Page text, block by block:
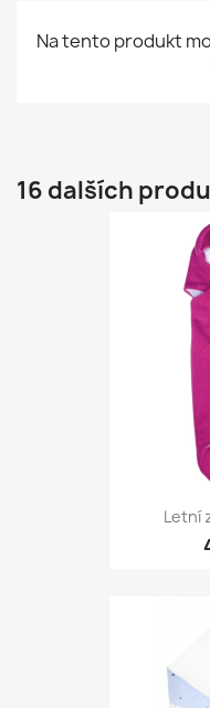
Na tento produkt
16 dalších
Letní